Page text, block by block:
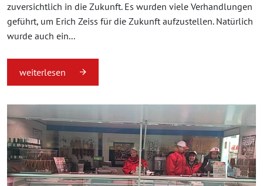
zuversichtlich in die Zukunft. Es wurden viele Verhandlungen
geführt, um Erich Zeiss für die Zukunft aufzustellen. Natürlich
wurde auch ein...
weiterlesen